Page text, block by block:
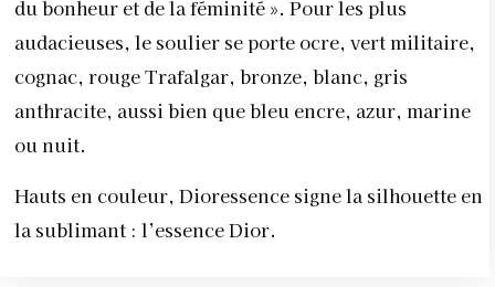
du bonheur et de la féminité ». Pour les plus
audacieuses, le soulier se porte ocre, vert militaire,
cognac, rouge Trafalgar, bronze, blanc, gris
anthracite, aussi bien que bleu encre, azur, marine
ou nuit.
Hauts en couleur, Dioressence signe la silhouette en
la sublimant : l’essence Dior.